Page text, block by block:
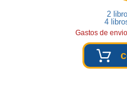
2
4
Gastos de